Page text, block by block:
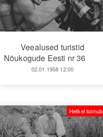
Veealused turistid
Nõukogude Eesti nr 36
02.01.1958 12:00
Hetkel toimub